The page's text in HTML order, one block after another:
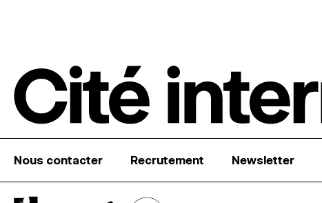
Nous contacter Recrutement Newsletter